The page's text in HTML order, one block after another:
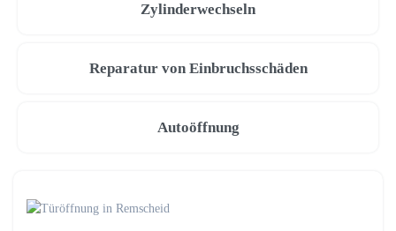
Zylinderwechseln
Reparatur von Einbruchsschäden
Autoöffnung